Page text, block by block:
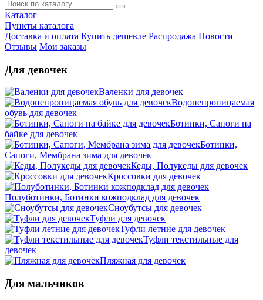
Каталог
Пункты каталога
Доставка и оплата Купить дешевле Распродажа Новости
Отзывы Мои заказы
Для девочек
Валенки для девочек
Водонепроницаемая
обувь для девочек
Ботинки, Сапоги на
байке для девочек
Ботинки,
Сапоги, Мембрана зима для девочек
Кеды, Полукеды для девочек
Кроссовки для девочек
Полуботинки, Ботинки кожподклад для девочек
Сноубутсы для девочек
Туфли для девочек
Туфли летние для девочек
Туфли текстильные для
девочек
Пляжная для девочек
Для мальчиков